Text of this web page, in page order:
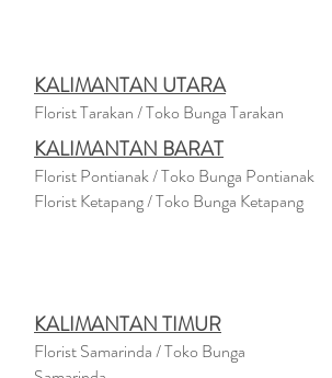
KALIMANTAN UTARA
Florist Tarakan / Toko Bunga Tarakan
KALIMANTAN BARAT
Florist Pontianak / Toko Bunga Pontianak
Florist Ketapang / Toko Bunga Ketapang
KALIMANTAN TIMUR
Florist Samarinda / Toko Bunga